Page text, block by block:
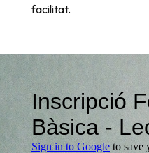
facilitat.